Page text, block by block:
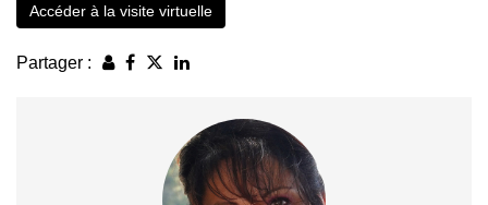
Accéder à la visite virtuelle
Partager :